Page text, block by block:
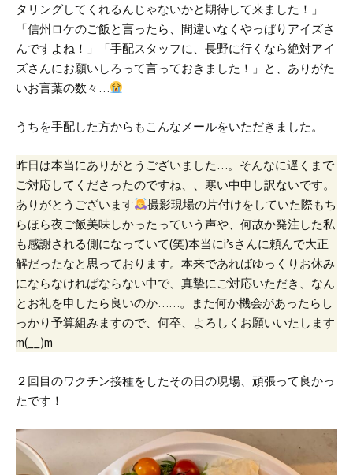
タリングしてくれるんじゃないかと期待して来ました！」
「信州ロケのご飯と言ったら、間違いなくやっぱりアイズさ
んですよね！」
「手配スタッフに、長野に行くなら絶対アイ
ズさんにお願いしろって言っておきました！」 と、ありがた
いお言葉の数々…
うちを手配した方からもこんなメールをいただきました。
昨日は本当にありがとうございました…。 そんなに遅くまで
ご対応してくださったのですね、、寒い中申し訳ないです。
ありがとうございます
撮影現場の片付けをしていた際もち
らほら夜ご飯美味しかったっていう声や、何故か発注した私
も感謝される側になっていて(笑)本当にi’sさんに頼んで大正
解だったなと思っております。 本来であればゆっくりお休み
にならなければならない中で、真摯にご対応いただき、なん
とお礼を申したら良いのか……。
また何か機会があったらし
っかり予算組みますので、何卒、よろしくお願いいたします
m(__)m
２回目のワクチン接種をしたその日の現場、頑張って良かっ
たです！